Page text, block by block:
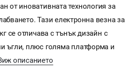
от иновативната технология за
Тази електронна везна за
се отличава с тънък дизайн с
ъгли, плюс голяма платформа и
описанието